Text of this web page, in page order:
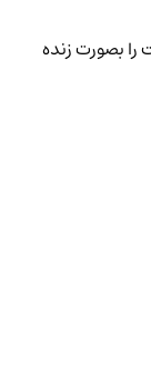
بصورت زنده